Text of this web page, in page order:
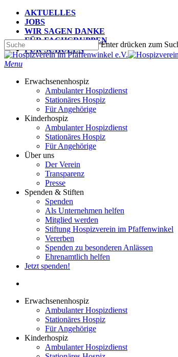
Skip
main
content
AKTUELLES
JOBS
WIR SAGEN DANKE
FÜR FACHGRUPPEN
FÜR SCHULEN
Enter drücken zum
Suche
schließen
search
Menu
Erwachsenenhospiz
Ambulanter Hospizdienst
Stationäres Hospiz
Für Angehörige
Kinderhospiz
Ambulanter Hospizdienst
Stationäres Hospiz
Für Angehörige
Über uns
Der Verein
Transparenz
Presse
Spenden & Stiften
Spenden
Als Unternehmen helfen
Mitglied werden
Stiftung Hospizverein im Pfaffenwinkel
Vererben
Spenden zu besonderen Anlässen
Ehrenamtlich helfen
Jetzt spenden!
Erwachsenenhospiz
Ambulanter Hospizdienst
Stationäres Hospiz
Für Angehörige
Kinderhospiz
Ambulanter Hospizdienst